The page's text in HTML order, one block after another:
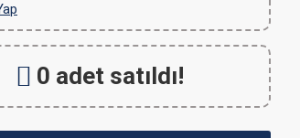
0 adet satıldı!